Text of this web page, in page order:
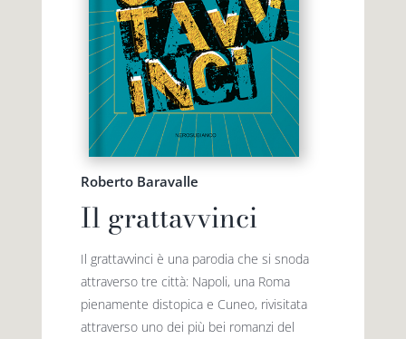
Roberto Baravalle
Il grattavvinci
Il grattavvinci è una parodia che si snoda
attraverso tre città: Napoli, una Roma
pienamente distopica e Cuneo, rivisitata
attraverso uno dei più bei romanzi del